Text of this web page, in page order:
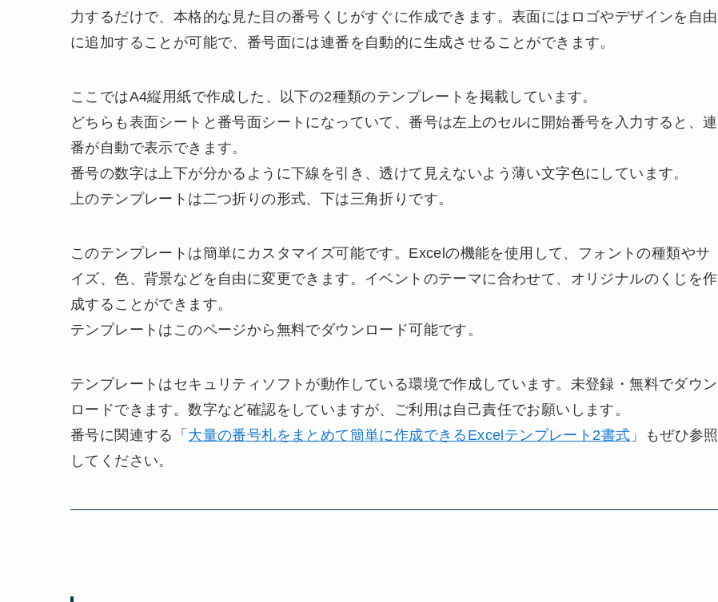
力するだけで、本格的な見た目の番号くじがすぐに作成できます。表面にはロゴやデザインを自由
に追加することが可能で、番号面には連番を自動的に生成させることができます。
ここではA4縦用紙で作成した、以下の2種類のテンプレートを掲載しています。
どちらも表面シートと番号面シートになっていて、番号は左上のセルに開始番号を入力すると、連
番が自動で表示できます。
番号の数字は上下が分かるように下線を引き、透けて見えないよう薄い文字色にしています。
上のテンプレートは二つ折りの形式、下は三角折りです。
このテンプレートは簡単にカスタマイズ可能です。Excelの機能を使用して、フォントの種類やサ
イズ、色、背景などを自由に変更できます。イベントのテーマに合わせて、オリジナルのくじを作
成することができます。
テンプレートはこのページから無料でダウンロード可能です。
テンプレートはセキュリティソフトが動作している環境で作成しています。未登録・無料でダウン
ロードできます。数字など確認をしていますが、ご利用は自己責任でお願いします。
番号に関連する「 大量の番号札をまとめて簡単に作成できるExcelテンプレート2書式 」もぜひ参照
してください。